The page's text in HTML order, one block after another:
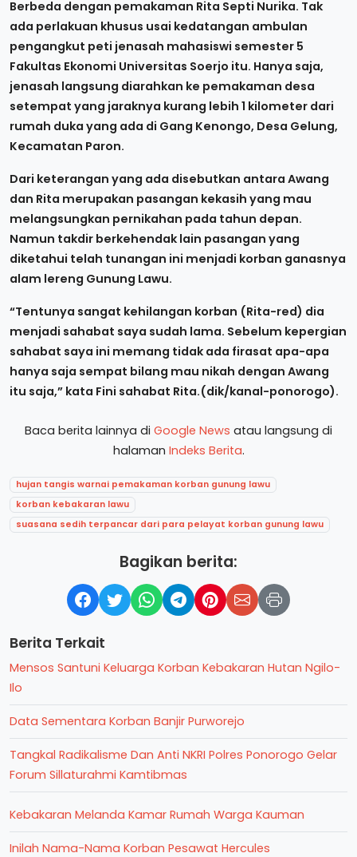
Berbeda dengan pemakaman Rita Septi Nurika. Tak
ada perlakuan khusus usai kedatangan ambulan
pengangkut peti jenasah mahasiswi semester 5
Fakultas Ekonomi Universitas Soerjo itu. Hanya saja,
jenasah langsung diarahkan ke pemakaman desa
setempat yang jaraknya kurang lebih 1 kilometer dari
rumah duka yang ada di Gang Kenongo, Desa Gelung,
Kecamatan Paron.
Dari keterangan yang ada disebutkan antara Awang
dan Rita merupakan pasangan kekasih yang mau
melangsungkan pernikahan pada tahun depan.
Namun takdir berkehendak lain pasangan yang
diketahui telah tunangan ini menjadi korban ganasnya
alam lereng Gunung Lawu.
“Tentunya sangat kehilangan korban (Rita-red) dia
menjadi sahabat saya sudah lama. Sebelum kepergian
sahabat saya ini memang tidak ada firasat apa-apa
hanya saja sempat bilang mau nikah dengan Awang
itu saja,” kata Fini sahabat Rita.(dik/kanal-ponorogo).
Baca berita lainnya di Google News atau langsung di
halaman Indeks Berita.
hujan tangis warnai pemakaman korban gunung lawu
korban kebakaran lawu
suasana sedih terpancar dari para pelayat korban gunung lawu
Bagikan berita:
Berita Terkait
Mensos Santuni Keluarga Korban Kebakaran Hutan Ngilo-
Ilo
Data Sementara Korban Banjir Purworejo
Tangkal Radikalisme Dan Anti NKRI Polres Ponorogo Gelar
Forum Sillaturahmi Kamtibmas
Kebakaran Melanda Kamar Rumah Warga Kauman
Inilah Nama-Nama Korban Pesawat Hercules